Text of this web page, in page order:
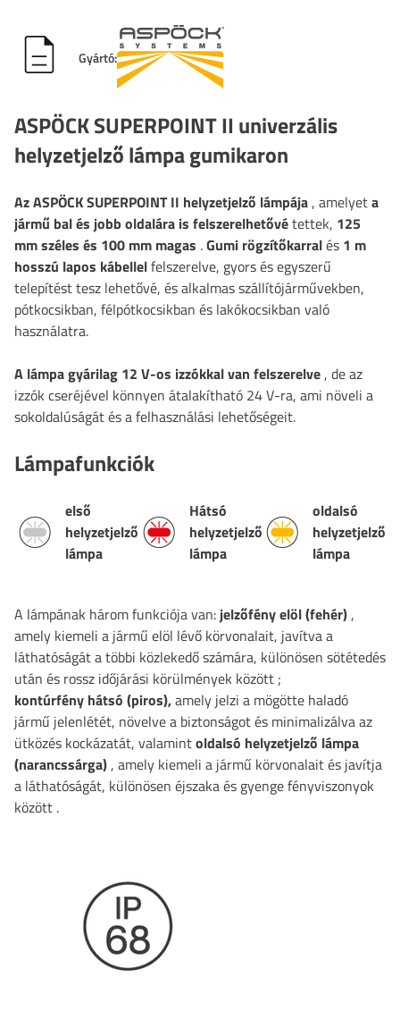
Gyártó:
ASPÖCK SUPERPOINT II univerzális
helyzetjelző lámpa gumikaron
Az ASPÖCK SUPERPOINT II helyzetjelző lámpája, amelyeta
jármű bal és jobb oldalára is felszerelhetővétettek, 125
mm széles és 100 mm magas .Gumi rögzítőkarralés 1 m
hosszú lapos kábellelfelszerelve, gyors és egyszerű
telepítést tesz lehetővé, és alkalmasszállítójárművekben,
pótkocsikban, félpótkocsikban és lakókocsikban való
használatra.
A lámpa gyárilag 12 V-os izzókkal van felszerelve, de az
izzók cseréjével könnyen átalakítható 24 V-ra, ami növeli a
sokoldalúságát és a felhasználási lehetőségeit.
Lámpafunkciók
első
helyzetjelző
lámpa
Hátsó
helyzetjelző
lámpa
oldalsó
helyzetjelző
lámpa
A lámpának három funkciója van: jelzőfényelöl (fehér),
amely kiemeli a jármű elöl lévő körvonalait, javítva a
láthatóságát a többi közlekedő számára, különösen sötétedés
után és rossz időjárási körülmények között ;
kontúrfény hátsó (piros),amely jelzi a mögötte haladó
jármű jelenlétét, növelve a biztonságot és minimalizálva az
ütközés kockázatát, valamintoldalsó helyzetjelző lámpa
(narancssárga), amely kiemeli a jármű körvonalait és javítja
a láthatóságát, különösen éjszaka és gyenge fényviszonyok
között .